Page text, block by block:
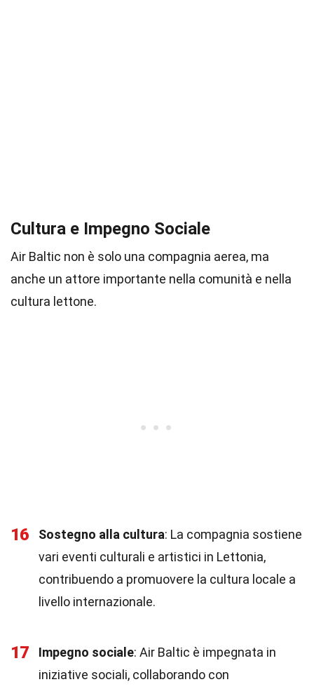
Cultura e Impegno Sociale
Air Baltic non è solo una compagnia aerea, ma
anche un attore importante nella comunità e nella
cultura lettone.
16 Sostegno alla cultura: La compagnia sostiene
vari eventi culturali e artistici in Lettonia,
contribuendo a promuovere la cultura locale a
livello internazionale.
17 Impegno sociale: Air Baltic è impegnata in
iniziative sociali, collaborando con